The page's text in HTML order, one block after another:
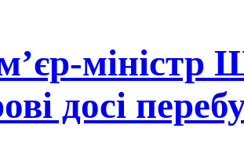
міністр
досі